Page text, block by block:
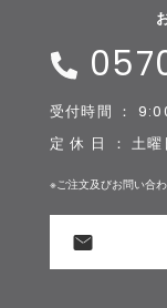
受付時間 ：
定 休 日 ： 土
※ご注文及びお問い合